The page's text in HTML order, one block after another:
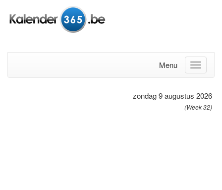
Menu
zondag 9 augustus 2026
(Week 32)